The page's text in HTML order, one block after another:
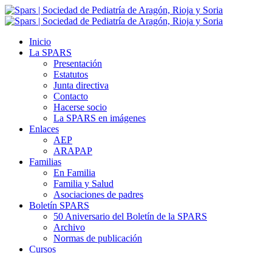
Inicio
La SPARS
Presentación
Estatutos
Junta directiva
Contacto
Hacerse socio
La SPARS en imágenes
Enlaces
AEP
ARAPAP
Familias
En Familia
Familia y Salud
Asociaciones de padres
Boletín SPARS
50 Aniversario del Boletín de la SPARS
Archivo
Normas de publicación
Cursos